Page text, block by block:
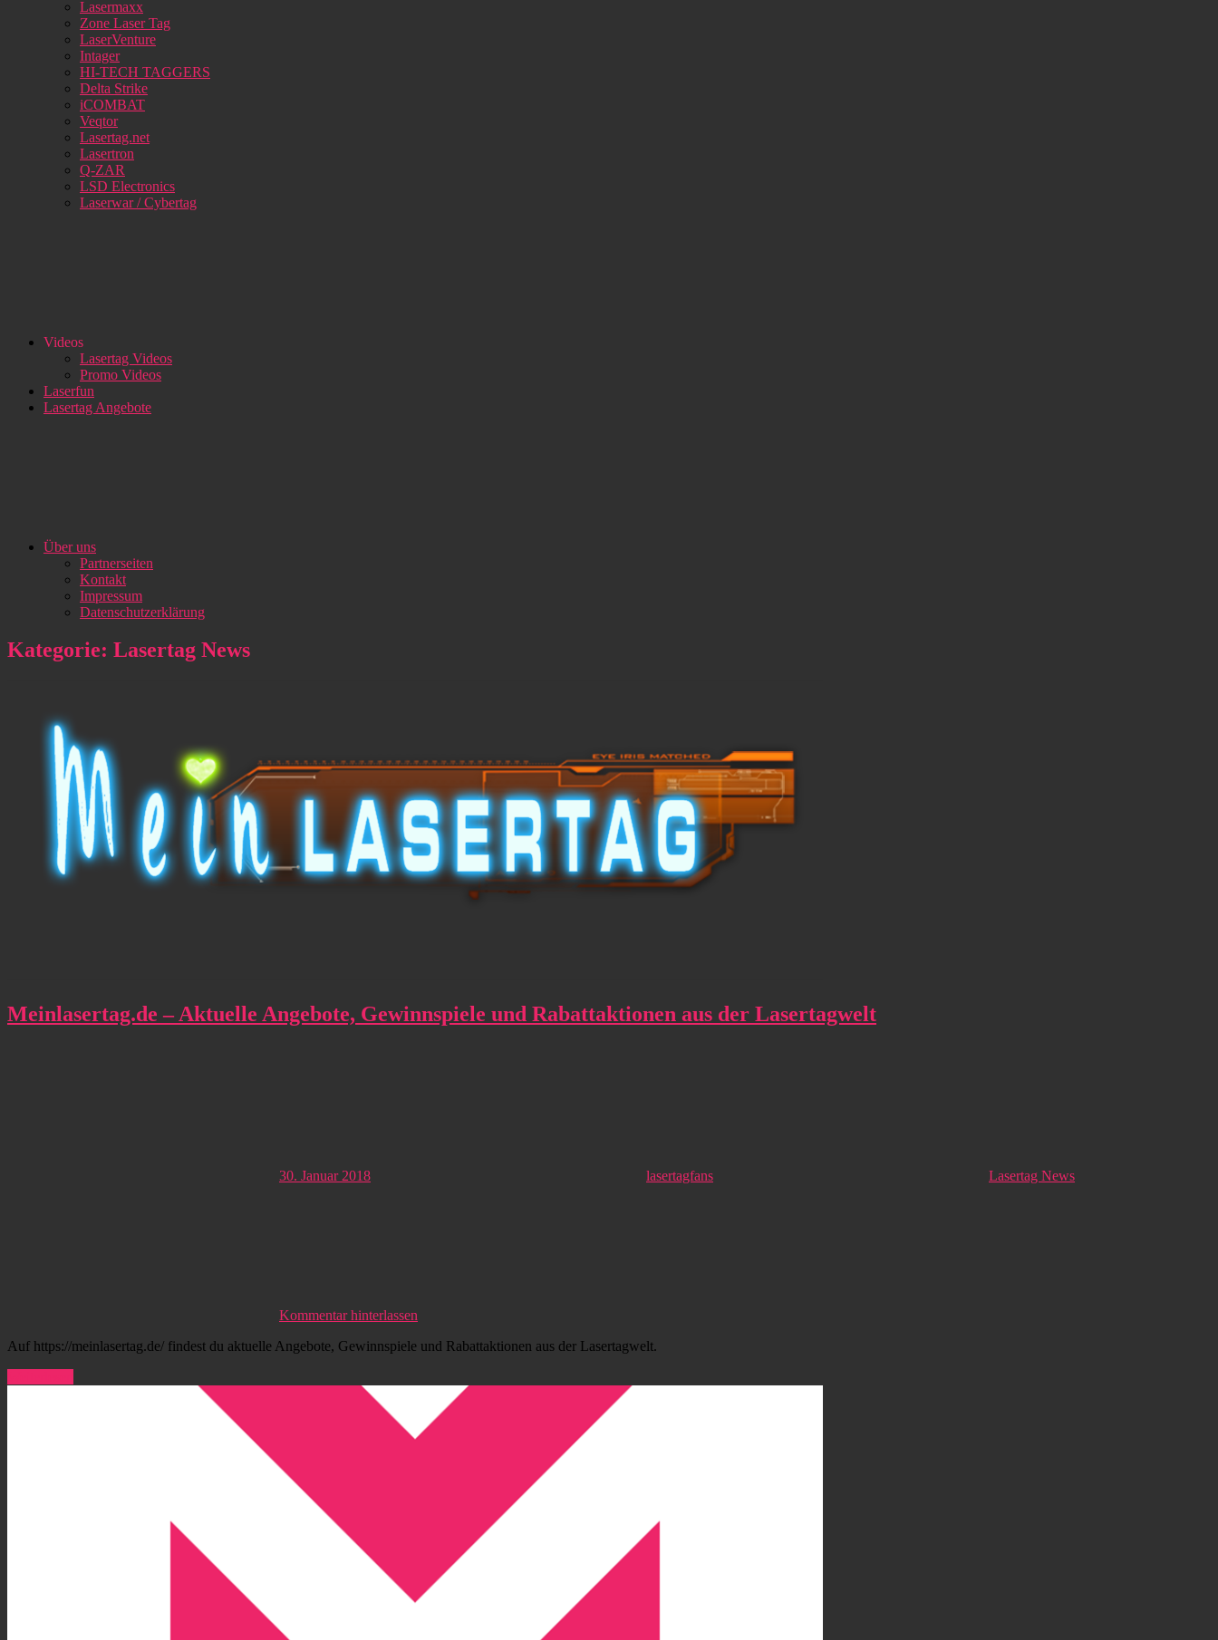
Lasermaxx
Zone Laser Tag
LaserVenture
Intager
HI-TECH TAGGERS
Delta Strike
iCOMBAT
Veqtor
Lasertag.net
Lasertron
Q-ZAR
LSD Electronics
Laserwar / Cybertag
Videos
Lasertag Videos
Promo Videos
Laserfun
Lasertag Angebote
Über uns
Partnerseiten
Kontakt
Impressum
Datenschutzerklärung
Kategorie: Lasertag News
Meinlasertag.de – Aktuelle Angebote, Gewinnspiele und Rabattaktionen aus der Lasertagwelt
30. Januar 2018 lasertagfans Lasertag News
Kommentar hinterlassen
Auf https://meinlasertag.de/ findest du aktuelle Angebote, Gewinnspiele und Rabattaktionen aus der Lasertagwelt.